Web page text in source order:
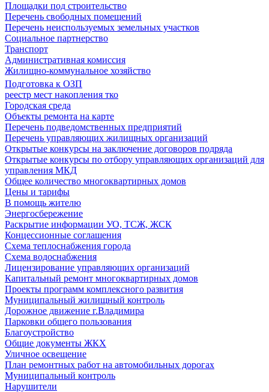
Площадки под строительство
Перечень свободных помещений
Перечень неиспользуемых земельных участков
Социальное партнерство
Транспорт
Административная комиссия
Жилищно-коммунальное хозяйство
Подготовка к ОЗП
реестр мест накопления тко
Городская среда
Объекты ремонта на карте
Перечень подведомственных предприятий
Перечень управляющих жилищных организаций
Открытые конкурсы на заключение договоров подряда
Открытые конкурсы по отбору управляющих организаций для
управления МКД
Общее количество многоквартирных домов
Цены и тарифы
В помощь жителю
Энергосбережение
Раскрытие информации УО, ТСЖ, ЖСК
Концессионные соглашения
Схема теплоснабжения города
Схема водоснабжения
Лицензирование управляющих организаций
Капитальный ремонт многоквартирных домов
Проекты программ комплексного развития
Муниципальный жилищный контроль
Дорожное движение г.Владимира
Парковки общего пользования
Благоустройство
Общие документы ЖКХ
Уличное освещение
План ремонтных работ на автомобильных дорогах
Муниципальный контроль
Нарушители